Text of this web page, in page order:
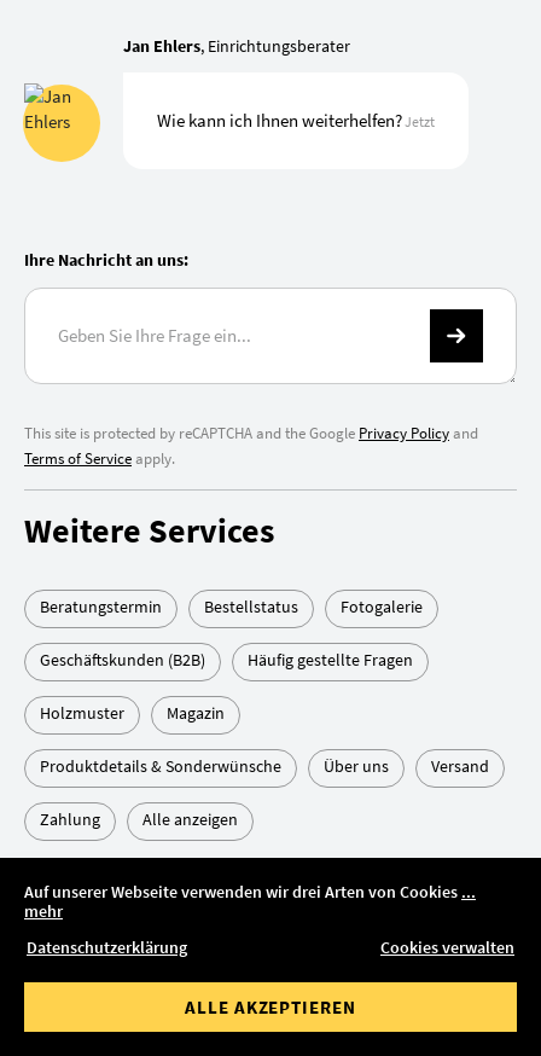
Jan Ehlers, Einrichtungsberater
Wie kann ich Ihnen weiterhelfen?Jetzt
Ihre Nachricht an uns:
This site is protected by reCAPTCHA and the Google Privacy Policyand
Terms of Serviceapply.
Weitere Services
Beratungstermin Bestellstatus Fotogalerie
Geschäftskunden (B2B) Häufig gestellte Fragen
Holzmuster Magazin
Produktdetails & Sonderwünsche Über uns Versand
Zahlung Alle anzeigen
Auf unserer Webseite verwenden wir drei Arten von Cookies ...
mehr
Datenschutzerklärung
Cookies verwalten
ALLE AKZEPTIEREN
Ihr Kontakt zu uns